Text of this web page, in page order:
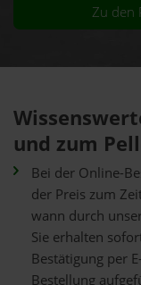
Zu den
und zum
Bei der Online-
der Preis zum
wann durch
Sie erhalten
Bestätigung per
Bestellung